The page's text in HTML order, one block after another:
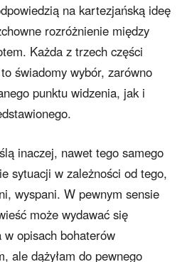
na kartezjańską ideę
rozróżnienie między
Każda z trzech części
świadomy wybór, zarówno
punktu widzenia, jak i
inaczej, nawet tego samego
sytuacji w zależności od tego,
wyspani. W pewnym sensie
może wydawać się
w opisach bohaterów
ale dążyłam do pewnego